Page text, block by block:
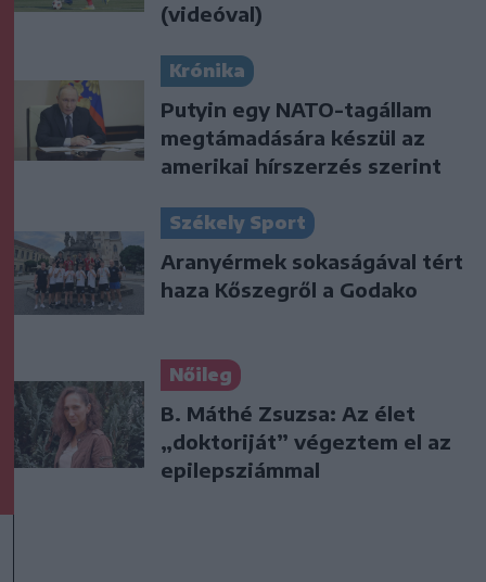
(videóval)
Krónika
Putyin egy NATO-tagállam
megtámadására készül az
amerikai hírszerzés szerint
Székely Sport
Aranyérmek sokaságával tért
haza Kőszegről a Godako
Nőileg
B. Máthé Zsuzsa: Az élet
„doktoriját” végeztem el az
epilepsziámmal